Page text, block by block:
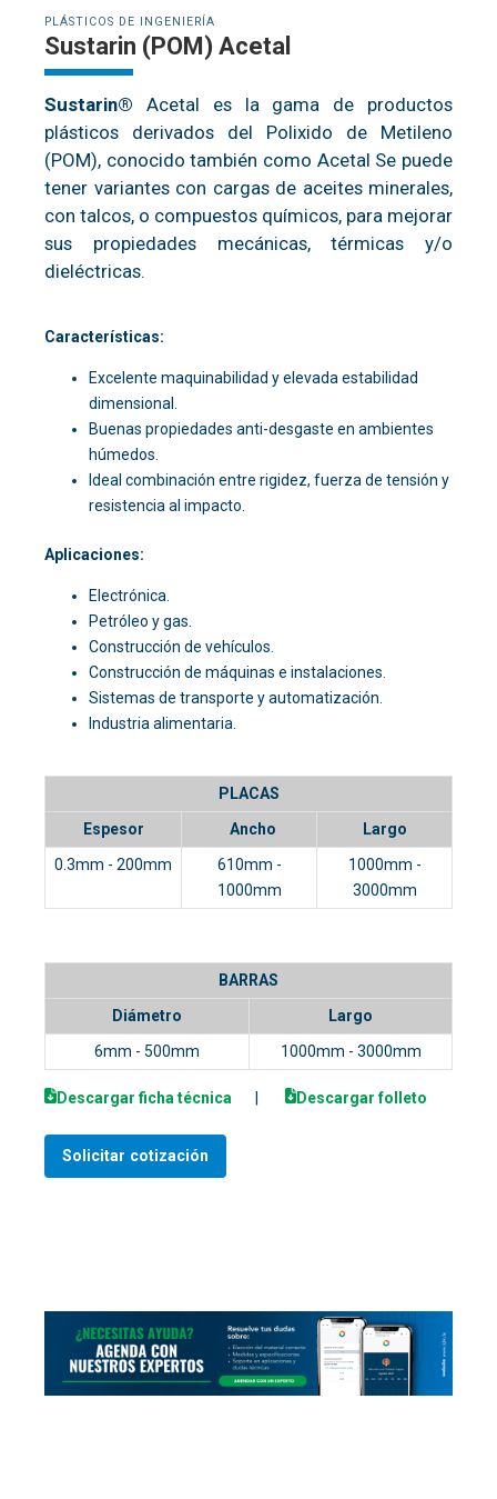
PLÁSTICOS DE INGENIERÍA
Sustarin (POM) Acetal
Sustarin® Acetal es la gama de productos
plásticos derivados del Polixido de Metileno
(POM), conocido también como Acetal Se puede
tener variantes con cargas de aceites minerales,
con talcos, o compuestos químicos, para mejorar
sus propiedades mecánicas, térmicas y/o
dieléctricas.
Características:
Excelente maquinabilidad y elevada estabilidad
dimensional.
Buenas propiedades anti-desgaste en ambientes
húmedos.
Ideal combinación entre rigidez, fuerza de tensión y
resistencia al impacto.
Aplicaciones:
Electrónica.
Petróleo y gas.
Construcción de vehículos.
Construcción de máquinas e instalaciones.
Sistemas de transporte y automatización.
Industria alimentaria.
PLACAS
Espesor
Ancho
Largo
0.3mm - 200mm
610mm -
1000mm
1000mm -
3000mm
BARRAS
Diámetro
Largo
6mm - 500mm
1000mm - 3000mm
Descargar ficha técnica | Descargar folleto
Solicitar cotización